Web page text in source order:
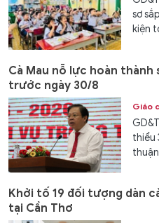
sơ
kiện
Cà Mau nỗ lực hoàn thành
trước ngày 30/8
Giáo
thiểu
Khởi tố 19 đối tượng dàn
tại Cần Thơ